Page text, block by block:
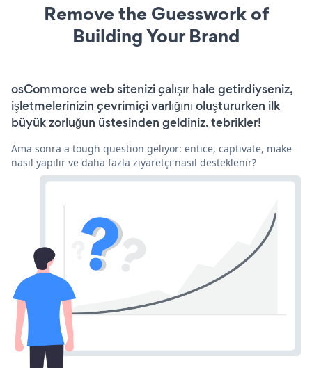
Remove the Guesswork of
Building Your Brand
osCommorce web sitenizi çalışır hale getirdiyseniz,
işletmelerinizin çevrimiçi varlığını oluştururken ilk
büyük zorluğun üstesinden geldiniz. tebrikler!
Ama sonra a tough question geliyor: entice, captivate, make
nasıl yapılır ve daha fazla ziyaretçi nasıl desteklenir?